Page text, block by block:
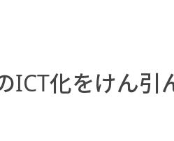
ICT化をけん